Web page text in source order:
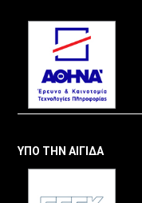
ΥΠΟ ΤΗΝ ΑΙΓΙΔΑ